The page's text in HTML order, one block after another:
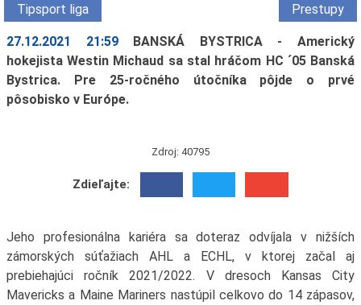
Tipsport liga Prestupy
27.12.2021 21:59
BANSKÁ BYSTRICA - Americký
hokejista Westin Michaud sa stal hráčom HC ´05 Banská
Bystrica. Pre 25-ročného útočníka pôjde o prvé
pôsobisko v Európe.
Zdroj: 40795
Zdieľajte:
Jeho profesionálna kariéra sa doteraz odvíjala v nižších
zámorských súťažiach AHL a ECHL, v ktorej začal aj
prebiehajúci ročník 2021/2022. V dresoch Kansas City
Mavericks a Maine Mariners nastúpil celkovo do 14 zápasov,